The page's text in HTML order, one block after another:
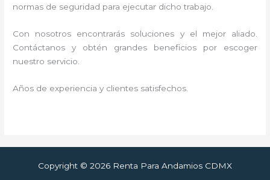
normas de seguridad para ejecutar dicho trabajo.
Con nosotros encontrarás soluciones y el mejor aliado.
Contáctanos y obtén grandes beneficios por escoger
nuestro servicio.
Años de experiencia y clientes satisfechos.
Copyright © 2026 Renta Para Andamios CDMX